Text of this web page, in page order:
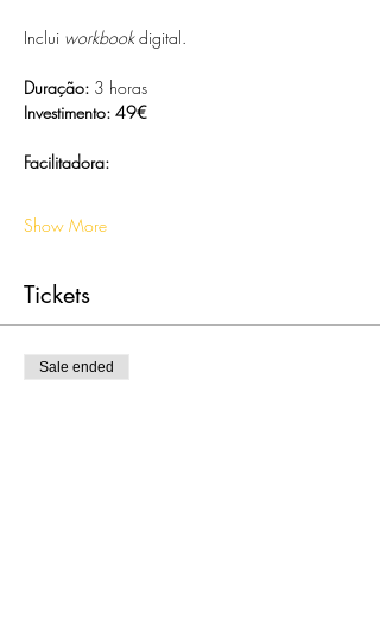
Inclui workbook digital.
Duração: 3 horas
Investimento: 49€
Facilitadora:
Show More
Tickets
Sale ended